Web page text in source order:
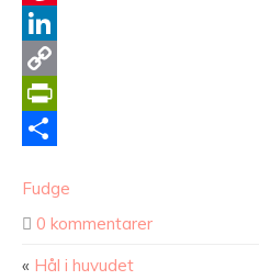
Pinterest
LinkedIn
Copy
Link
PrintFriendly
Fudge
0 kommentarer
« Hål i huvudet